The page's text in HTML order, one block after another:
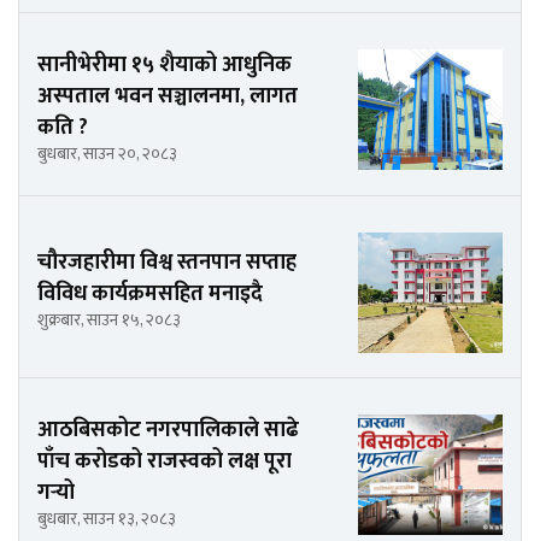
सानीभेरीमा १५ शैयाको आधुनिक
अस्पताल भवन सञ्चालनमा, लागत
कति ?
बुधबार, साउन २०, २०८३
चौरजहारीमा विश्व स्तनपान सप्ताह
विविध कार्यक्रमसहित मनाइदै
शुक्रबार, साउन १५, २०८३
आठबिसकोट नगरपालिकाले साढे
पाँच करोडको राजस्वको लक्ष पूरा
गर्‍यो
बुधबार, साउन १३, २०८३